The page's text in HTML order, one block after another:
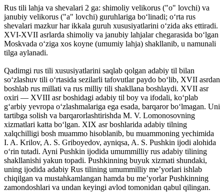
Rus tili lahja va shevalari 2 ga: shimoliy velikorus ("o" lovchi) va
janubiy velikorus ("a" lovchi) guruhlariga boʻlinadi; oʻrta rus
shevalari mazkur har ikkala guruh xususiyatlarini oʻzida aks ettiradi.
XVI-XVII asrlarda shimoliy va janubiy lahjalar chegarasida boʻlgan
Moskvada oʻziga xos koyne (umumiy lahja) shakllanib, u namunali
tilga aylanadi.
Qadimgi rus tili xususiyatlarini saqlab qolgan adabiy til bilan
soʻzlashuv tili oʻrtasida sezilarli tafovutlar paydo boʻlib, XVII asrdan
boshlab rus millati va rus milliy tili shakllana boshlaydi. XVII asr
oxiri — XVIII asr boshidagi adabiy til boy va ifodali, koʻplab
gʻarbiy yevropa oʻzlashmalariga ega esada, barqaror boʻlmagan. Uni
tartibga solish va barqarorlashtirishda M. V. Lomonosovning
xizmatlari katta boʻlgan. XIX asr boshlarida adabiy tilning
xalqchilligi bosh muammo hisoblanib, bu muammoning yechimida
I. A. Krilov, A. S. Griboyedov, ayniqsa, A. S. Pushkin ijodi alohida
oʻrin tutadi. Ayni Pushkin ijodida umummilliy rus adabiy tilining
shakllanishi yakun topadi. Pushkinning buyuk xizmati shundaki,
uning ijodida adabiy Rus tilining umummilliy meʼyorlari ishlab
chiqilgan va mustahkamlangan hamda bu meʼyorlar Pushkinning
zamondoshlari va undan keyingi avlod tomonidan qabul qilingan.